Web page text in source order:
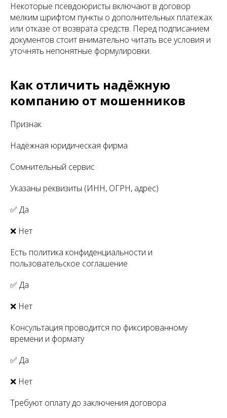
Некоторые псевдоюристы включают в договор
мелким шрифтом пункты о дополнительных платежах
или отказе от возврата средств. Перед подписанием
документов стоит внимательно читать все условия и
уточнять непонятные формулировки.
Как отличить надёжную
компанию от мошенников
Признак
Надёжная юридическая фирма
Сомнительный сервис
Указаны реквизиты (ИНН, ОГРН, адрес)
✅ Да
❌ Нет
Есть политика конфиденциальности и
пользовательское соглашение
✅ Да
❌ Нет
Консультация проводится по фиксированному
времени и формату
✅ Да
❌ Нет
Требуют оплату до заключения договора